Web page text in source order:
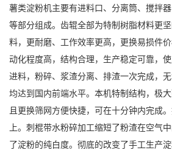
薯类淀粉机主要有进料口、分离筒、搅拌
等部分组成。齿辊全部为特制树脂材料更
料，更耐磨、工作效率更高，更换易损件
动化程度高，结构合理，生产稳定可靠，
进料，粉碎、浆渣分离、排渣一次完成，
均达到国内前端水平。本机特制结构，极大
且更换筛网方便快捷，可在十分钟内完成
上。刺棍带水粉碎加工缩短了粉渣在空气
了淀粉的纯白度。彻底的改变了手工生产